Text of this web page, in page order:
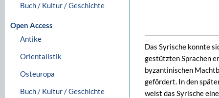
Buch / Kultur / Geschichte
Open Access
Antike
Orientalistik
Osteuropa
Buch / Kultur / Geschichte
Das Syrische konnte
gestützten Sprachen
byzantinischen
gefördert. In den
weist das Syrische